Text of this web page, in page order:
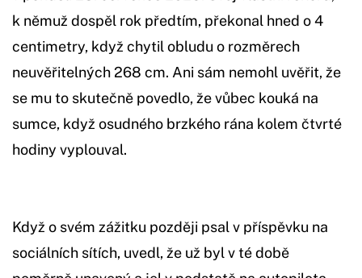
k němuž dospěl rok předtím, překonal hned o 4
centimetry, když chytil obludu o rozměrech
neuvěřitelných 268 cm. Ani sám nemohl uvěřit, že
se mu to skutečně povedlo, že vůbec kouká na
sumce, když osudného brzkého rána kolem čtvrté
hodiny vyplouval.
Když o svém zážitku později psal v příspěvku na
sociálních sítích, uvedl, že už byl v té době